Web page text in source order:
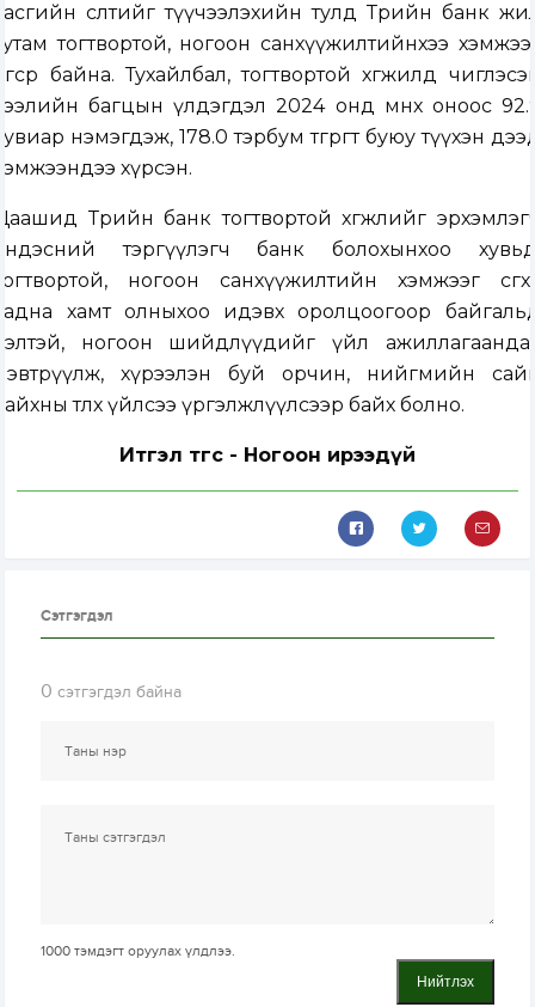
өсөлтийг түүчээлэхийн тулд Төрийн банк
тогтвортой, ногоон санхүүжилтийнхээ
байна. Тухайлбал, тогтвортой хөгжилд
багцын үлдэгдэл 2024 онд өмнөх оноос
нэмэгдэж, 178.0 тэрбум төгрөгт буюу түүхэн
хүрсэн.
Төрийн банк тогтвортой хөгжлийг
тэргүүлэгч банк болохынхоо
ногоон санхүүжилтийн хэмжээг
хамт олныхоо идэвх оролцоогоор
ногоон шийдлүүдийг үйл
хүрээлэн буй орчин, нийгмийн
төлөөх үйлсээ үргэлжлүүлсээр байх болно.
Итгэл төгс - Ногоон ирээдүй
Сэтгэгдэл
0 сэтгэгдэл байна
1000 тэмдэгт оруулах үлдлээ.
Нийтлэх